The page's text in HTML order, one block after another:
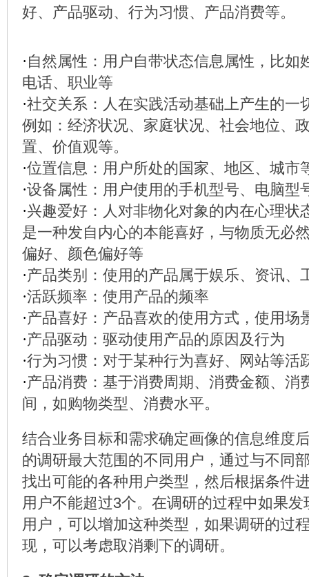
好、产品驱动、行为习惯、产品消费等。
· 自然属性：用户自带状态信息属性，比如
电话、职业等
·社交关系：人在实践活动基础上产生的一
例如：经济状况、家庭状况、社会地位、
置、价值观等。
·位置信息：用户所处的国家、地区、城市
·设备属性：用户使用的手机型号、电脑型
·兴趣爱好：人对非物化对象的内在心理状
是一种发自内心的本能喜好，与物质无必
偏好、颜色偏好等
·产品类别：使用的产品属于娱乐、资讯、
·活跃频率：使用产品的频率
·产品喜好：产品喜欢的使用方式，使用场
·产品驱动：驱动使用产品的原因及行为
·行为习惯：对于某种行为喜好、网站等活
·产品消费：基于消费周期、消费金额、消
间，如购物类型、消费水平。
结合业务目标和需求确定画像的信息维度
的调研最大范围的不同用户，通过与不同
找出可能的各种用户类型，然后根据条件
用户不能超过3个。在调研的过程中如果
用户，可以增加这种类型，如果调研的过
现，可以考虑取消剩下的调研。